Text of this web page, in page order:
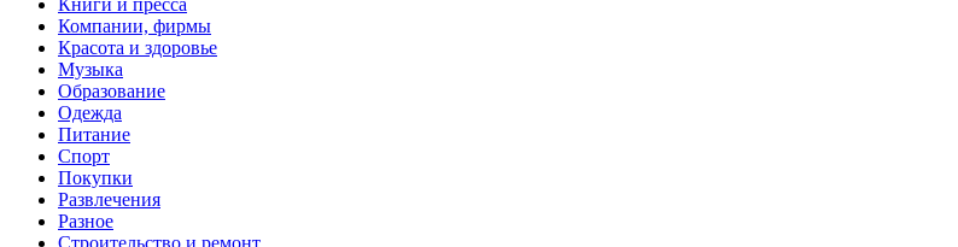
Книги и пресса
Компании, фирмы
Красота и здоровье
Музыка
Образование
Одежда
Питание
Спорт
Покупки
Развлечения
Разное
Строительство и ремонт